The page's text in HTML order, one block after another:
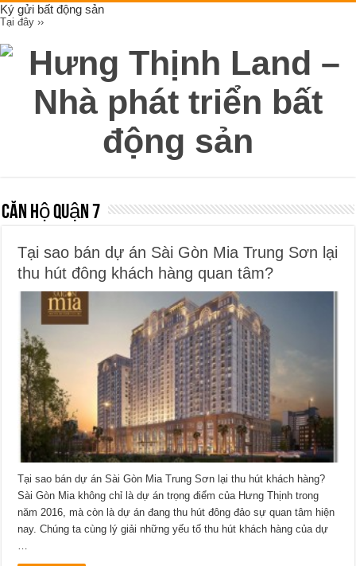
Ký gửi bất động sản
Tại đây ››
Căn hộ Quận 7
Tại sao bán dự án Sài Gòn Mia Trung Sơn lại
thu hút đông khách hàng quan tâm?
Tại sao bán dự án Sài Gòn Mia Trung Sơn lại thu hút khách hàng?
Sài Gòn Mia không chỉ là dự án trọng điểm của Hưng Thịnh trong
năm 2016, mà còn là dự án đang thu hút đông đảo sự quan tâm hiện
nay. Chúng ta cùng lý giải những yếu tố thu hút khách hàng của dự